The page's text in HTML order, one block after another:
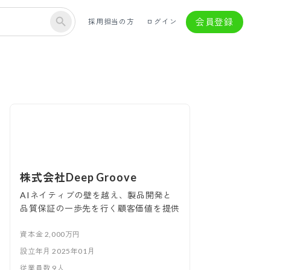
採用担当の方 ログイン 会員登録
株式会社Deep Groove
AIネイティブの壁を越え、製品開発と
品質保証の一歩先を行く顧客価値を提供
資本金 2,000万円
設立年月 2025年01月
従業員数 9 人